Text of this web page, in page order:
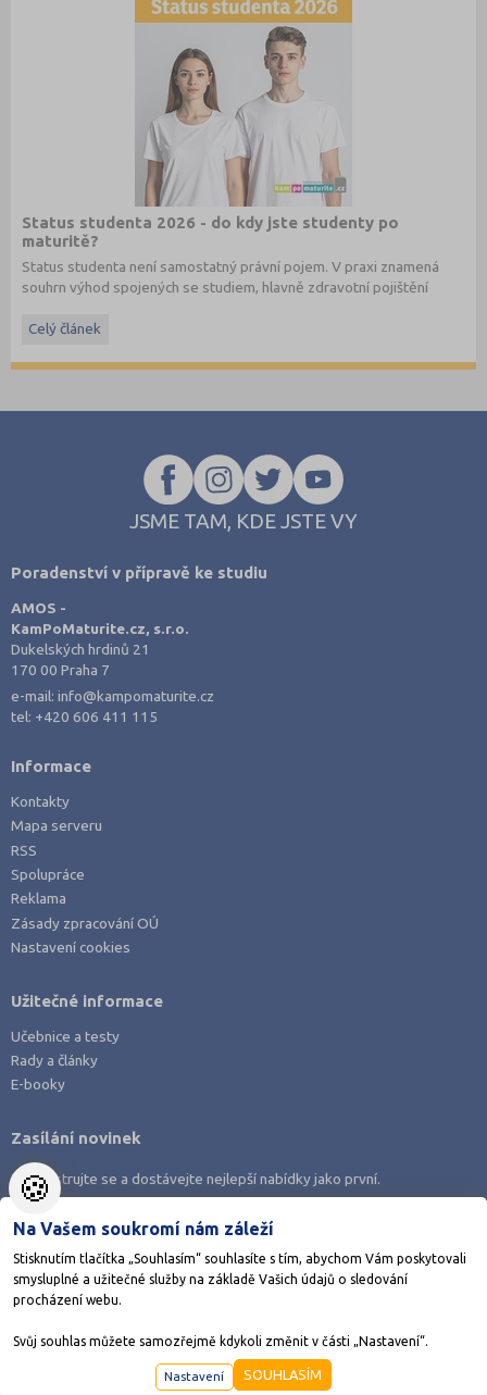
Status studenta 2026 - do kdy jste studenty po
maturitě?
Status studenta není samostatný právní pojem. V praxi znamená
souhrn výhod spojených se studiem, hlavně zdravotní pojištění
Celý článek
JSME TAM, KDE JSTE VY
Poradenství v přípravě ke studiu
AMOS -
KamPoMaturite.cz, s.r.o.
Dukelských hrdinů 21
170 00 Praha 7
e-mail:info@kampomaturite.cz
tel: +420 606 411 115
Informace
Kontakty
Mapa serveru
RSS
Spolupráce
Reklama
Zásady zpracování OÚ
Nastavení cookies
Stáhněte si aplikaci Adresář škol
Užitečné informace
Učebnice a testy
Rady a články
E-booky
Zasílání novinek
Zaregistrujte se a dostávejte nejlepší nabídky jako první.
AMOS KamPoMaturite.cz, s.r.o., stránky vytvořilo
🍪
Na Vašem soukromí nám záleží
Stisknutím tlačítka „Souhlasím“ souhlasíte s tím, abychom Vám poskytovali
smysluplné a užitečné služby na základě Vašich údajů o sledování
procházení webu.
Svůj souhlas můžete samozřejmě kdykoli změnit v části „Nastavení“.
Nastavení SOUHLASÍM